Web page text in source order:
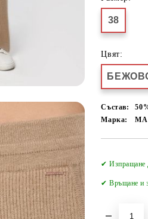
38
Цвят:
Състав:
Марка:
✔ Изпращане
✔ Връщане и